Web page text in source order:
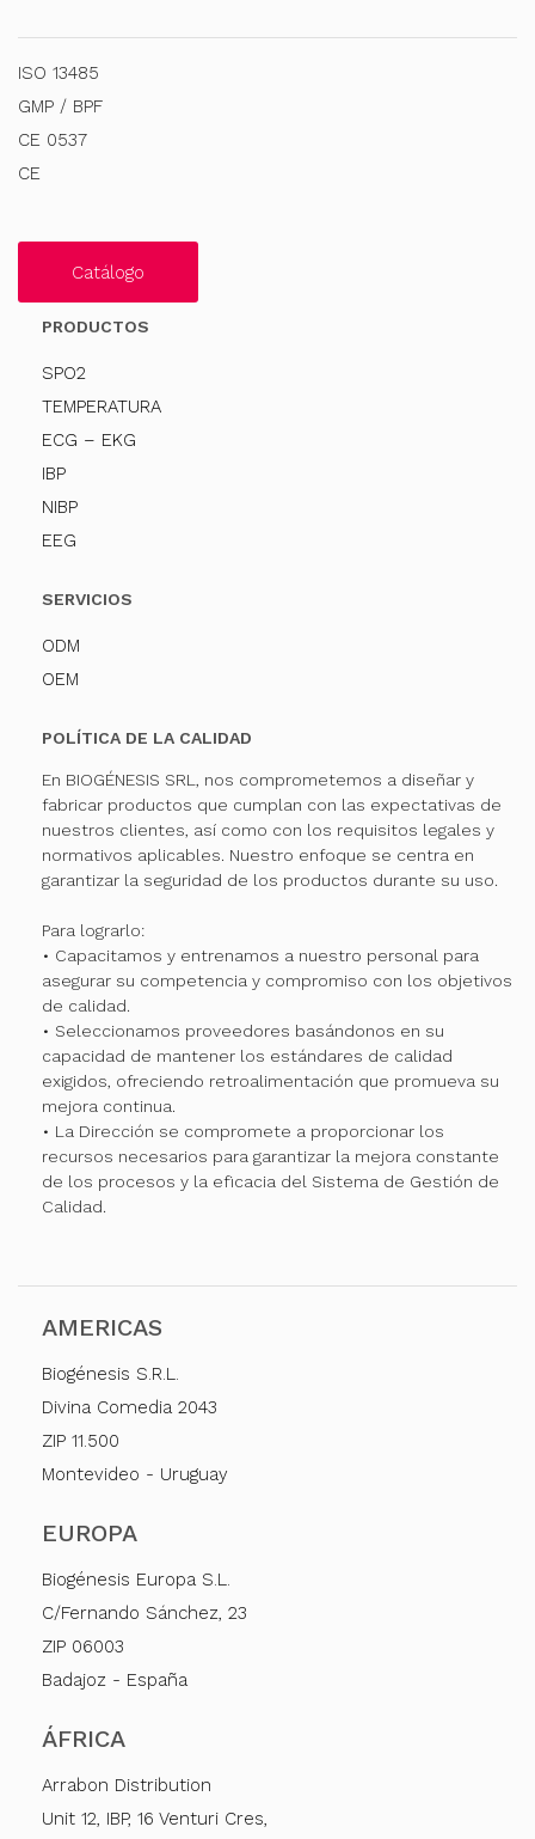
ISO 13485
GMP / BPF
CE 0537
CE
Catálogo
PRODUCTOS
SPO2
TEMPERATURA
ECG – EKG
IBP
NIBP
EEG
SERVICIOS
ODM
OEM
POLÍTICA DE LA CALIDAD
En BIOGÉNESIS SRL, nos comprometemos a diseñar y
fabricar productos que cumplan con las expectativas de
nuestros clientes, así como con los requisitos legales y
normativos aplicables. Nuestro enfoque se centra en
garantizar la seguridad de los productos durante su uso.
Para lograrlo:
• Capacitamos y entrenamos a nuestro personal para
asegurar su competencia y compromiso con los objetivos
de calidad.
• Seleccionamos proveedores basándonos en su
capacidad de mantener los estándares de calidad
exigidos, ofreciendo retroalimentación que promueva su
mejora continua.
• La Dirección se compromete a proporcionar los
recursos necesarios para garantizar la mejora constante
de los procesos y la eficacia del Sistema de Gestión de
Calidad.
AMERICAS
Biogénesis S.R.L.
Divina Comedia 2043
ZIP 11.500
Montevideo - Uruguay
EUROPA
Biogénesis Europa S.L.
C/Fernando Sánchez, 23
ZIP 06003
Badajoz - España
ÁFRICA
Arrabon Distribution
Unit 12, IBP, 16 Venturi Cres,